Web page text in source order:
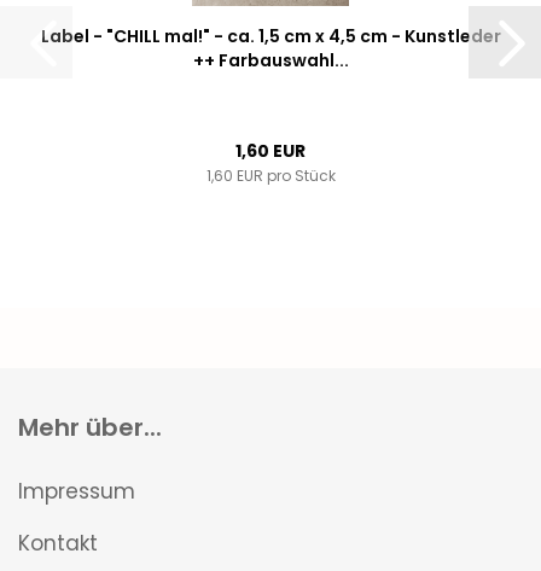
Label - "CHILL mal!" - ca. 1,5 cm x 4,5 cm - Kunstleder
++ Farbauswahl...
1,60 EUR
1,60 EUR pro Stück
Mehr über...
Impressum
Kontakt